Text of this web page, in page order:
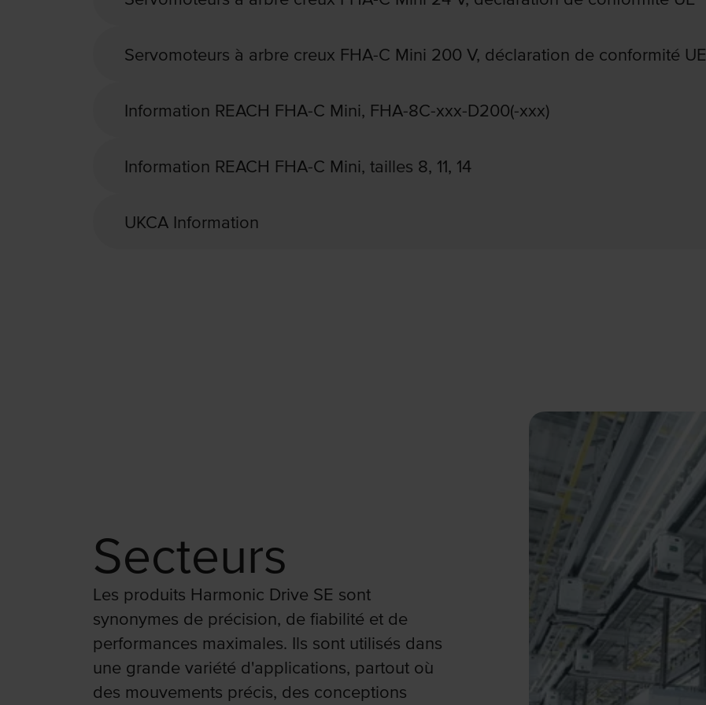
Servomoteurs à arbre creux FHA-C Mini 200 V, déclaration de conformité UE
Information REACH FHA-C Mini, FHA-8C-xxx-D200(-xxx)
Information REACH FHA-C Mini, tailles 8, 11, 14
UKCA Information
Secteurs
Les produits Harmonic Drive SE sont
synonymes de précision, de fiabilité et de
performances maximales. Ils sont utilisés dans
une grande variété d'applications, partout où
des mouvements précis, des conceptions